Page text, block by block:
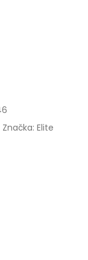
Značka:Elite